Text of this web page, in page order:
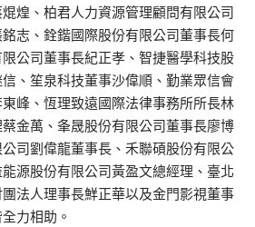
煌、柏君人力資源管理顧問有限公司
志、銓鍇國際股份有限公司董事長何
公司董事長紀正孝、智捷醫學科技股
、笙泉科技董事沙偉順、勤業眾信會
峰、恆理致遠國際法律事務所所長林
金萬、 夆晟股份有限公司董事長廖博
司劉偉龍董事長、禾聯碩股份有限公
源股份有限公司黃盈文總經理 、 臺北
法人理事長鮮正華以及金門影視董事
力相助。